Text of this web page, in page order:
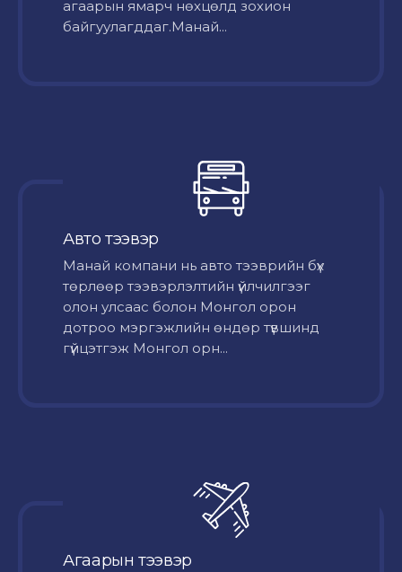
агаарын ямарч нөхцөлд зохион
байгуулагддаг.Манай...
Авто тээвэр
Mанай компани нь авто тээврийн бүх
төрлөөр тээвэрлэлтийн үйлчилгээг
олон улсаас болон Монгол орон
дотроо мэргэжлийн өндөр түвшинд
гүйцэтгэж Монгол орн...
Агаарын тээвэр